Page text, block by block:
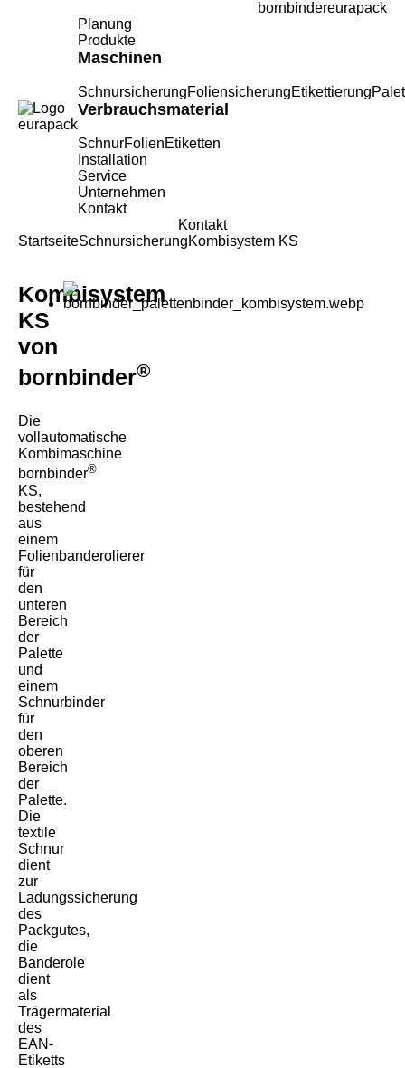
bornbindereurapack
Planung
Produkte
Maschinen
SchnursicherungFoliensicherungEtikettierung
Verbrauchsmaterial
SchnurFolienEtiketten
Installation
Service
Unternehmen
Kontakt
Kontakt
StartseiteSchnursicherungKombisystem KS
Kombisystem
KS
von
bornbinder®
Die
vollautomatische
Kombimaschine
bornbinder®
KS,
bestehend
aus
einem
Folienbanderolierer
für
den
unteren
Bereich
der
Palette
und
einem
Schnurbinder
für
den
oberen
Bereich
der
Palette.
Die
textile
Schnur
dient
zur
Ladungssicherung
des
Packgutes,
die
Banderole
dient
als
Trägermaterial
des
EAN-
Etiketts